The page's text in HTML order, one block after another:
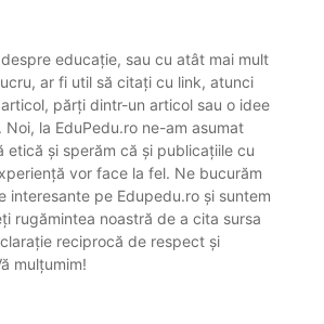
educație, sau cu atât mai mult
ar fi util să citați cu link, atunci
părți dintr-un articol sau o idee
la EduPedu.ro ne-am asumat
etică și sperăm că și publicațiile cu
vor face la fel. Ne bucurăm
interesante pe Edupedu.ro și suntem
rugămintea noastră de a cita sursa
reciprocă de respect și
mulțumim!